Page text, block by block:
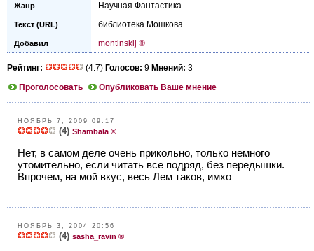
Жанр Научная Фантастика
Текст (URL) библиотека Мошкова
Добавил montinskij ®
Рейтинг: (4.7) Голосов: 9 Мнений: 3
Проголосовать
Опубликовать Ваше мнение
НОЯБРЬ 7, 2009 09:17
(4) Shambala ®
Нет, в самом деле очень прикольно, только немного
утомительно, если читать все подряд, без передышки.
Впрочем, на мой вкус, весь Лем таков, имхо
НОЯБРЬ 3, 2004 20:56
(4) sasha_ravin ®